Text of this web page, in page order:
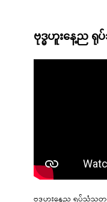
ဗုဒ္ဓဟူးနေ့ည ရု
ဗုဒ္ဓဟူးနေ့ည ရုပ်သံသတ